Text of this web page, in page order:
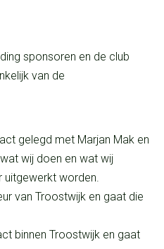
sponsoren en de club
van de
gelegd met Marjan Mak en
wij doen en wat wij
uitgewerkt worden.
van Troostwijk en gaat die
binnen Troostwijk en gaat